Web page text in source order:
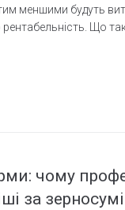
меншими будуть
Що
чому
за